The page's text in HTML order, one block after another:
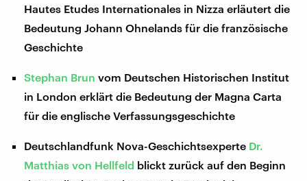
Hautes Etudes Internationales in Nizza erläutert die
Bedeutung Johann Ohnelands für die französische
Geschichte
Stephan Brun vom Deutschen Historischen Institut
in London erklärt die Bedeutung der Magna Carta
für die englische Verfassungsgeschichte
Deutschlandfunk Nova-Geschichtsexperte Dr.
Matthias von Hellfeld blickt zurück auf den Beginn